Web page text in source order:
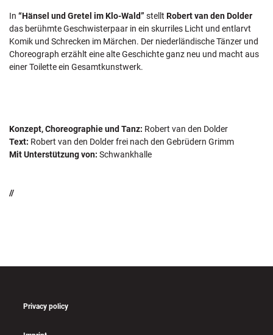
In “Hänsel und Gretel im Klo-Wald” stellt Robert van den Dolder
das berühmte Geschwisterpaar in ein skurriles Licht und entlarvt
Komik und Schrecken im Märchen. Der niederländische Tänzer und
Choreograph erzählt eine alte Geschichte ganz neu und macht aus
einer Toilette ein Gesamtkunstwerk.
Konzept, Choreographie und Tanz: Robert van den Dolder
Text: Robert van den Dolder frei nach den Gebrüdern Grimm
Mit Unterstützung von: Schwankhalle
//
Privacy policy